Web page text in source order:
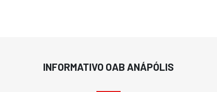
INFORMATIVO OAB ANÁPÓLIS